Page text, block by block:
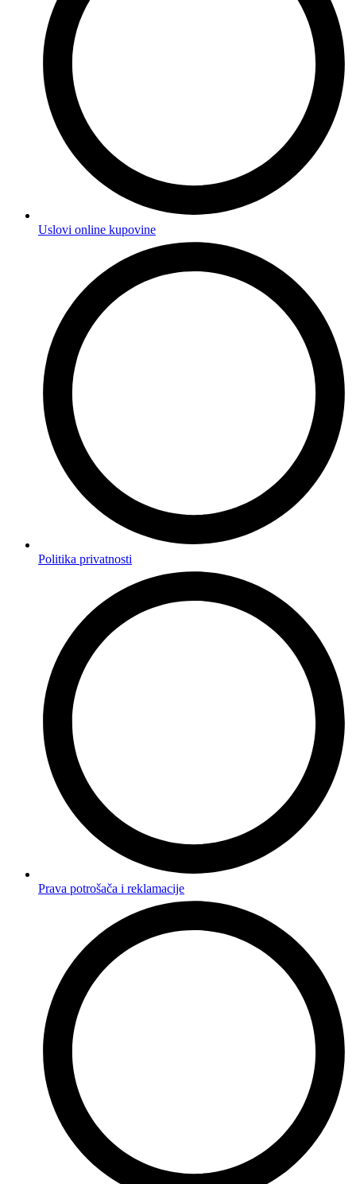
Uslovi online kupovine
Politika privatnosti
Prava potrošača i reklamacije